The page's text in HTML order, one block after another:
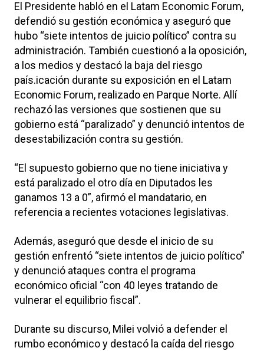
El Presidente habló en el Latam Economic Forum,
defendió su gestión económica y aseguró que
hubo “siete intentos de juicio político” contra su
administración. También cuestionó a la oposición,
a los medios y destacó la baja del riesgo
país.icación durante su exposición en el Latam
Economic Forum, realizado en Parque Norte. Allí
rechazó las versiones que sostienen que su
gobierno está “paralizado” y denunció intentos de
desestabilización contra su gestión.
“El supuesto gobierno que no tiene iniciativa y
está paralizado el otro día en Diputados les
ganamos 13 a 0”, afirmó el mandatario, en
referencia a recientes votaciones legislativas.
Además, aseguró que desde el inicio de su
gestión enfrentó “siete intentos de juicio político”
y denunció ataques contra el programa
económico oficial “con 40 leyes tratando de
vulnerar el equilibrio fiscal”.
Durante su discurso, Milei volvió a defender el
rumbo económico y destacó la caída del riesgo